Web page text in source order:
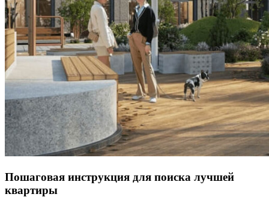
Пошаговая инструкция для поиска лучшей
квартиры